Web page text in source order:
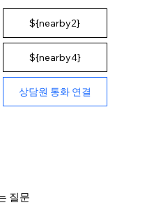
${nearby2}
${nearby4}
상담원 통화 연결
질문